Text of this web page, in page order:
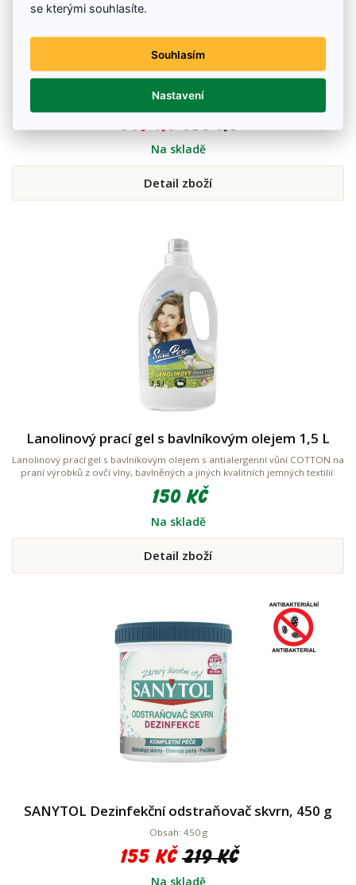
PERGEL Universal, 3 L
Prací gel PERGEL Universal na barevné i bílé prádlo s příjemnou vůni.
Na skladě
Detail zboží
Lanolinový prací gel s bavlníkovým olejem 1,5 L
Lanolinový prací gel s bavlníkovým olejem s antialergenní vůní COTTON na
praní výrobků z ovčí vlny, bavlněných a jiných kvalitních jemných textilií.
150 Kč
Na skladě
Detail zboží
SANYTOL Dezinfekční odstraňovač skvrn, 450 g
Obsah: 450 g
155 Kč 219 Kč
Na skladě
se kterými souhlasíte.
Souhlasím
Nastavení